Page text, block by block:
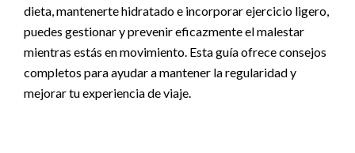
dieta, mantenerte hidratado e incorporar ejercicio ligero,
puedes gestionar y prevenir eficazmente el malestar
mientras estás en movimiento. Esta guía ofrece consejos
completos para ayudar a mantener la regularidad y
mejorar tu experiencia de viaje.